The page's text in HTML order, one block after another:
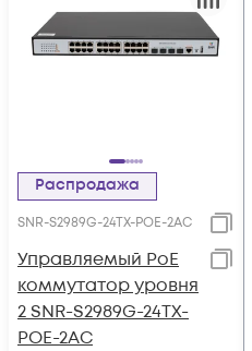
Распродажа
SNR-S2989G-24TX-POE-2AC
Управляемый PoE
коммутатор уровня
2 SNR-S2989G-24TX-
POE-2AC